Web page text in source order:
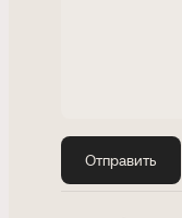
Отправить